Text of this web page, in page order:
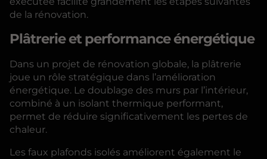
de la rénovation.
Plâtrerie et performance énergétique
Dans un projet de rénovation globale, la plâtrerie
joue un rôle stratégique dans l’amélioration
énergétique. Le doublage des murs par l’intérieur,
combiné à un isolant thermique performant,
permet de réduire significativement les pertes de
chaleur.
Les faux plafonds isolés améliorent également le